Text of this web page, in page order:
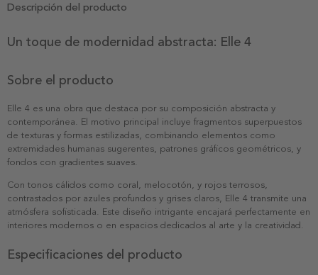
Descripción del producto
Un toque de modernidad abstracta: Elle 4
Sobre el producto
Elle 4 es una obra que destaca por su composición abstracta y
contemporánea. El motivo principal incluye fragmentos superpuestos
de texturas y formas estilizadas, combinando elementos como
extremidades humanas sugerentes, patrones gráficos geométricos, y
fondos con gradientes suaves.
Con tonos cálidos como coral, melocotón, y rojos terrosos,
contrastados por azules profundos y grises claros, Elle 4 transmite una
atmósfera sofisticada. Este diseño intrigante encajará perfectamente en
interiores modernos o en espacios dedicados al arte y la creatividad.
Especificaciones del producto